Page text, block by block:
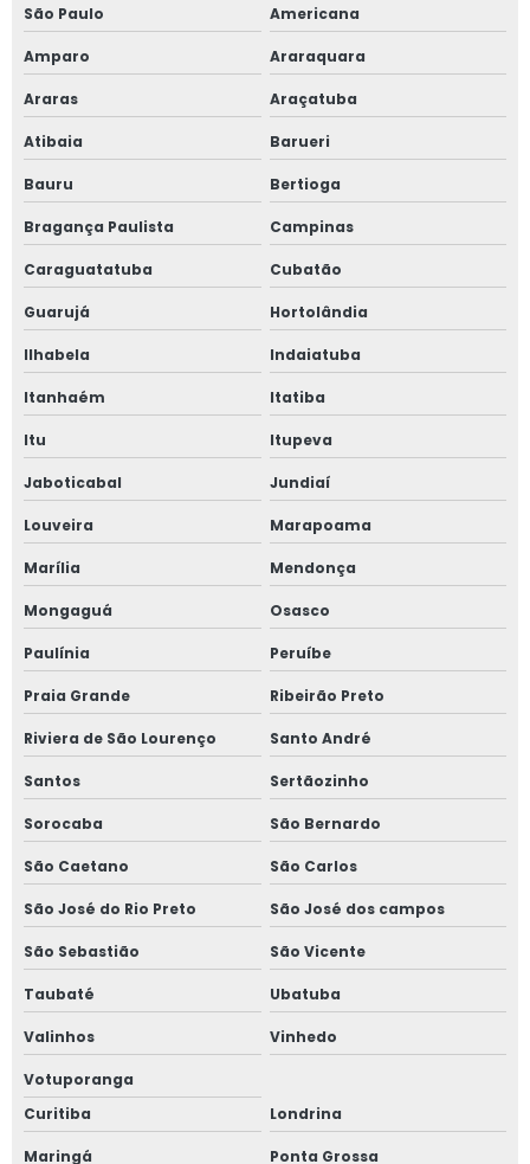
São Paulo
Americana
Amparo Araraquara
Araras Araçatuba
Atibaia Barueri
Bauru Bertioga
Bragança Paulista Campinas
Caraguatatuba Cubatão
Guarujá Hortolândia
Ilhabela Indaiatuba
Itanhaém Itatiba
Itu Itupeva
Jaboticabal Jundiaí
Louveira Marapoama
Marília Mendonça
Mongaguá Osasco
Paulínia Peruíbe
Praia Grande Ribeirão Preto
Riviera de São Lourenço Santo André
Santos Sertãozinho
Sorocaba São Bernardo
São Caetano São Carlos
São José do Rio Preto São José dos campos
São Sebastião São Vicente
Taubaté Ubatuba
Valinhos Vinhedo
Votuporanga
Curitiba
Londrina
Maringá Ponta Grossa